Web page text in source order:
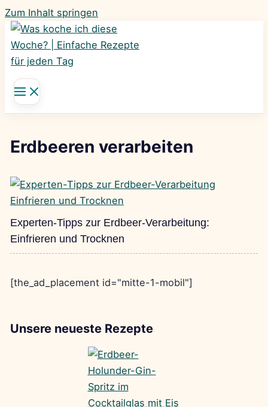
Zum Inhalt springen
Erdbeeren verarbeiten
Experten-Tipps zur Erdbeer-Verarbeitung:
Einfrieren und Trocknen
[the_ad_placement id="mitte-1-mobil"]
Unsere neueste Rezepte